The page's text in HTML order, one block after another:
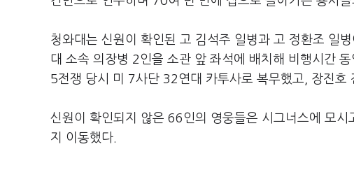
청와대는 신원이 확인된 고 김석주 일병과 고 정환조 일
대 소속 의장병 2인을 소관 앞 좌석에 배치해 비행시간
5전쟁 당시 미 7사단 32연대 카투사로 복무했고, 장진호
신원이 확인되지 않은 66인의 영웅들은 시그너스에 모
지 이동했다.